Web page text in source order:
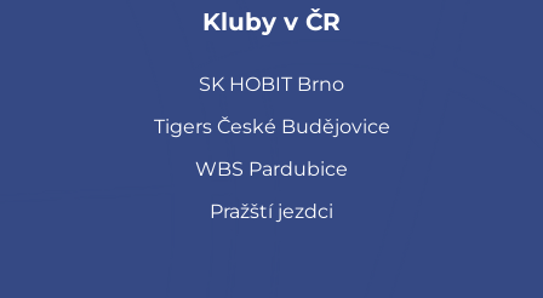
Kluby v ČR
SK HOBIT Brno
Tigers České Budějovice
WBS Pardubice
Pražští jezdci